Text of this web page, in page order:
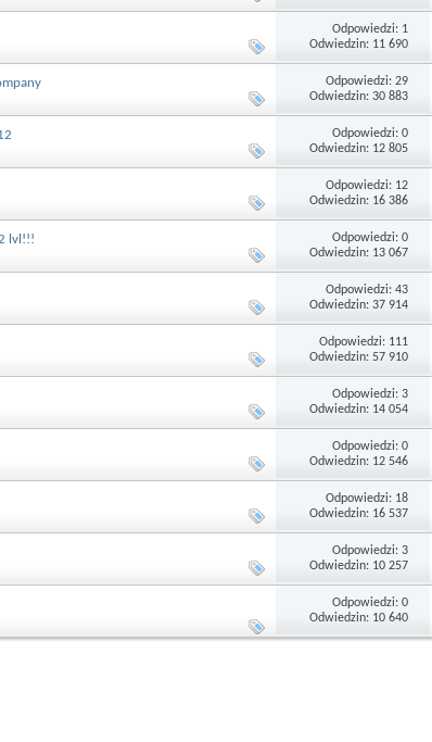
Odpowiedzi: 1
Odwiedzin: 11 690
Odpowiedzi: 29
Odwiedzin: 30 883
Odpowiedzi: 0
Odwiedzin: 12 805
Odpowiedzi: 12
Odwiedzin: 16 386
lvl!!!
Odpowiedzi: 0
Odwiedzin: 13 067
Odpowiedzi: 43
Odwiedzin: 37 914
Odpowiedzi: 111
Odwiedzin: 57 910
Odpowiedzi: 3
Odwiedzin: 14 054
Odpowiedzi: 0
Odwiedzin: 12 546
Odpowiedzi: 18
Odwiedzin: 16 537
Odpowiedzi: 3
Odwiedzin: 10 257
Odpowiedzi: 0
Odwiedzin: 10 640